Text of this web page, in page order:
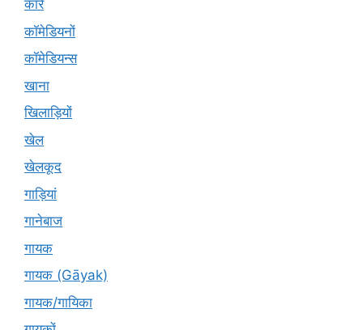
कारें
कॉमेडियनों
कॉमेडियन्स
खाना
खिलाड़ियों
खेल
खेलकूद
गाड़ियां
गानेबाज
गायक
गायक (Gāyak)
गायक/गायिका